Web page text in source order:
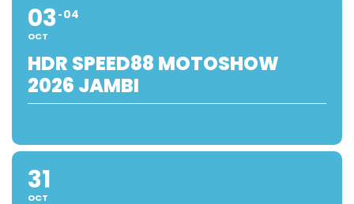
03
OCT
04
HDR SPEED88 MOTOSHOW
2026 JAMBI
31
OCT